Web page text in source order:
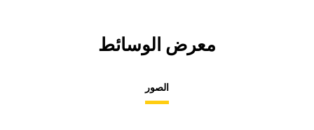
معرض الوسائط
الصور